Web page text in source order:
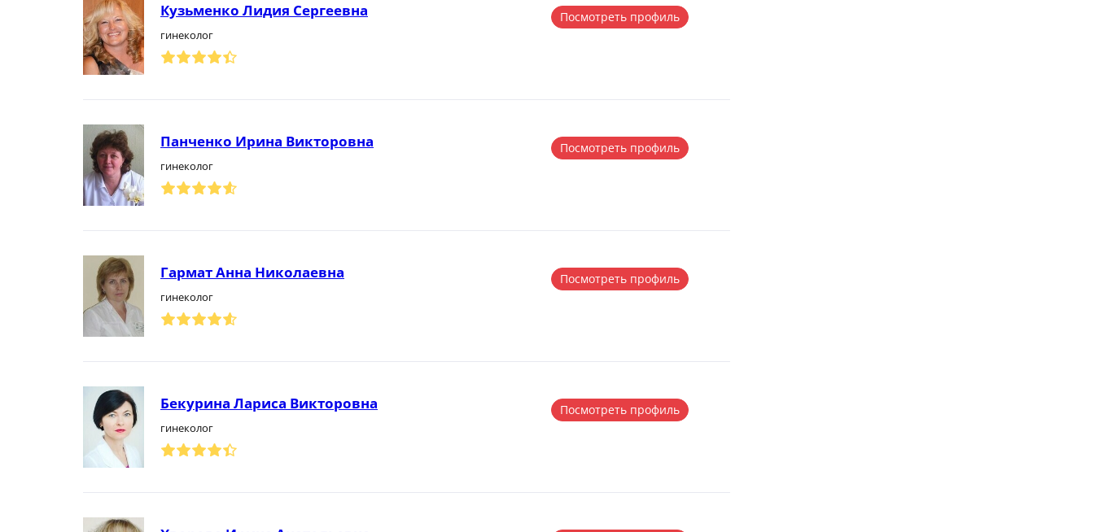
Кузьменко Лидия Сергеевна
гинеколог
Посмотреть профиль
Панченко Ирина Викторовна
гинеколог
Посмотреть профиль
Гармат Анна Николаевна
гинеколог
Посмотреть профиль
Бекурина Лариса Викторовна
гинеколог
Посмотреть профиль